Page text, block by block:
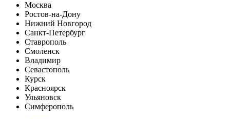
Москва
Ростов-на-Дону
Нижний Новгород
Санкт-Петербург
Ставрополь
Смоленск
Владимир
Севастополь
Курск
Красноярск
Ульяновск
Симферополь